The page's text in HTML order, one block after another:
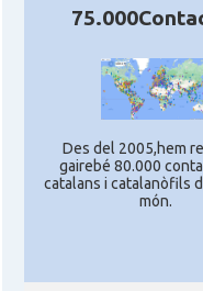
Des del 2005,hem
gairebé 80.000
catalans i catalanòfils
món.